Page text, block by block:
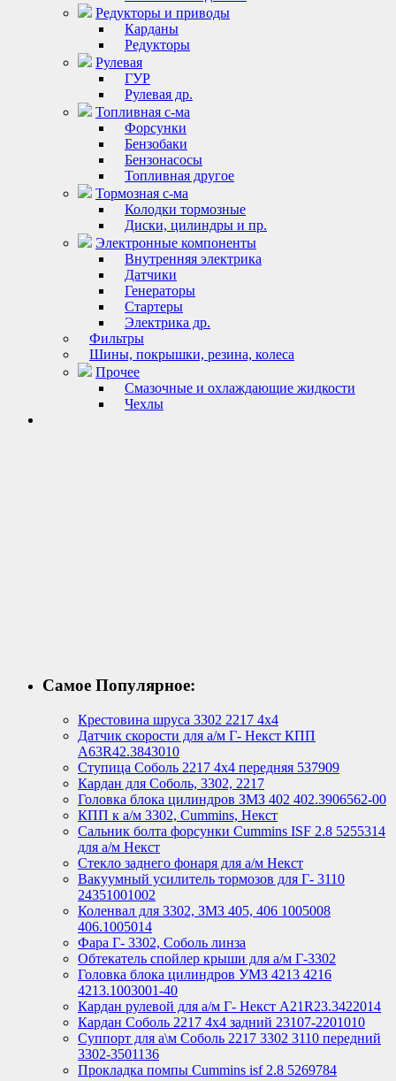
Редукторы и приводы
Карданы
Редукторы
Рулевая
ГУР
Рулевая др.
Топливная с-ма
Форсунки
Бензобаки
Бензонасосы
Топливная другое
Тормозная с-ма
Колодки тормозные
Диски, цилиндры и пр.
Электронные компоненты
Внутренняя электрика
Датчики
Генераторы
Стартеры
Электрика др.
Фильтры
Шины, покрышки, резина, колеса
Прочее
Смазочные и охлаждающие жидкости
Чехлы
Самое Популярное:
Крестовина шруса 3302 2217 4х4
Датчик скорости для а/м Г- Некст КПП
А63R42.3843010
Ступица Соболь 2217 4х4 передняя 537909
Кардан для Соболь, 3302, 2217
Головка блока цилиндров ЗМЗ 402 402.3906562-00
КПП к а/м 3302, Cummins, Некст
Сальник болта форсунки Cummins ISF 2.8 5255314
для а/м Некст
Стекло заднего фонаря для а/м Некст
Вакуумный усилитель тормозов для Г- 3110
24351001002
Коленвал для 3302, ЗМЗ 405, 406 1005008
406.1005014
Фара Г- 3302, Соболь линза
Обтекатель спойлер крыши для а/м Г-3302
Головка блока цилиндров УМЗ 4213 4216
4213.1003001-40
Кардан рулевой для а/м Г- Некст А21R23.3422014
Кардан Соболь 2217 4х4 задний 23107-2201010
Суппорт для а\м Соболь 2217 3302 3110 передний
3302-3501136
Прокладка помпы Cummins isf 2.8 5269784